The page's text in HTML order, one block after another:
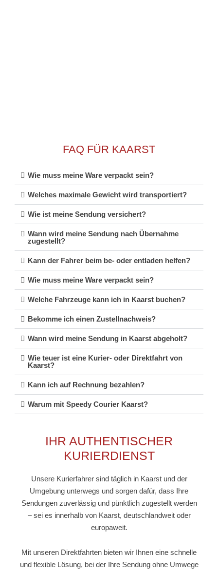
FAQ FÜR KAARST
Wie muss meine Ware verpackt sein?
Welches maximale Gewicht wird transportiert?
Wie ist meine Sendung versichert?
Wann wird meine Sendung nach Übernahme
zugestellt?
Kann der Fahrer beim be- oder entladen helfen?
Wie muss meine Ware verpackt sein?
Welche Fahrzeuge kann ich in Kaarst buchen?
Bekomme ich einen Zustellnachweis?
Wann wird meine Sendung in Kaarst abgeholt?
Wie teuer ist eine Kurier- oder Direktfahrt von
Kaarst?
Kann ich auf Rechnung bezahlen?
Warum mit Speedy Courier Kaarst?
IHR AUTHENTISCHER
KURIERDIENST
Unsere Kurierfahrer sind täglich in Kaarst und der
Umgebung unterwegs und sorgen dafür, dass Ihre
Sendungen zuverlässig und pünktlich zugestellt werden
– sei es innerhalb von Kaarst, deutschlandweit oder
europaweit.
Mit unseren Direktfahrten bieten wir Ihnen eine schnelle
und flexible Lösung, bei der Ihre Sendung ohne Umwege